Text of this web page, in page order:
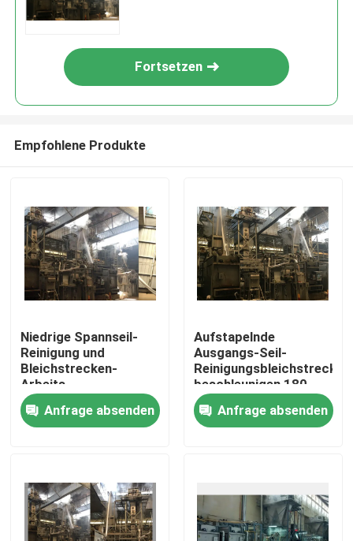
Produkte
Über uns
Fortsetzen
Empfohlene Produkte
Niedrige Spannseil-
Reinigung und
Bleichstrecken-
Arbeits-
energiesparende 1-
jährige Garantie
Anfrage absenden
Aufstapelnde
Ausgangs-Seil-
Reinigungsbleichstrecke
beschleunigen 180
M-/Minenergieeinsparung
Anfrage absenden